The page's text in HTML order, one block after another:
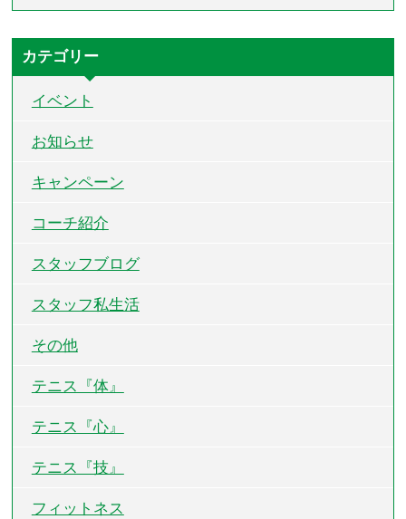
カテゴリー
イベント
お知らせ
キャンペーン
コーチ紹介
スタッフブログ
スタッフ私生活
その他
テニス『体』
テニス『心』
テニス『技』
フィットネス